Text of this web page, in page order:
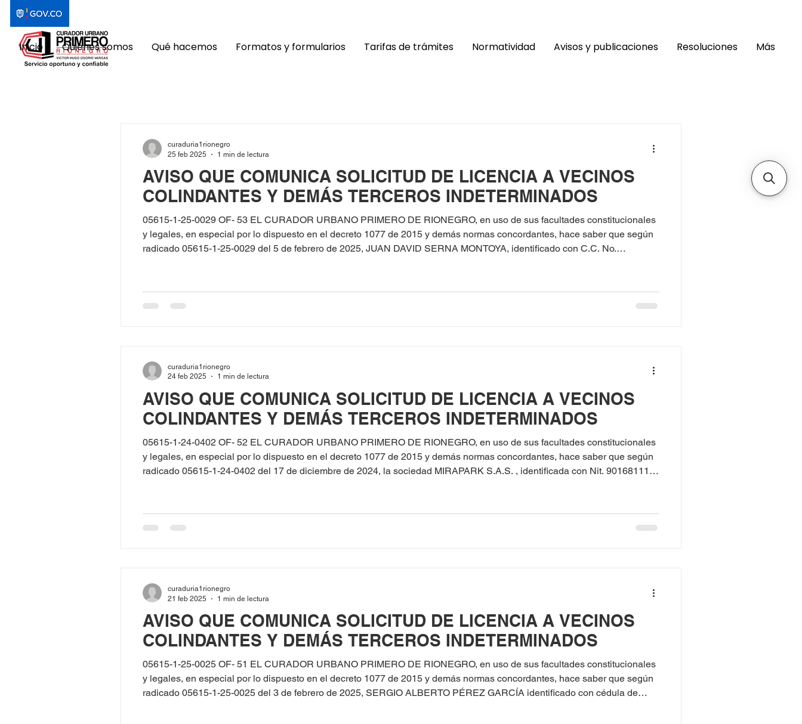
Inicio Quiénes somos Qué hacemos Formatos y formularios Tarifas de trámites Normatividad Avisos y publicaciones Resoluciones Más
AVISO QUE COMUNICA SOLICITUD DE LICENCIA A VECINOS
COLINDANTES Y DEMÁS TERCEROS INDETERMINADOS
05615-1-25-0029 OF- 53 EL CURADOR URBANO PRIMERO DE RIONEGRO, en uso de sus facultades constitucionales
y legales, en especial por lo dispuesto en el decreto 1077 de 2015 y demás normas concordantes, hace saber que según
radicado 05615-1-25-0029 del 5 de febrero de 2025, JUAN DAVID SERNA MONTOYA, identificado con C.C. No.
curaduria1rionegro
25 feb 2025
1 min de lectura
AVISO QUE COMUNICA SOLICITUD DE LICENCIA A VECINOS
COLINDANTES Y DEMÁS TERCEROS INDETERMINADOS
05615-1-24-0402 OF- 52 EL CURADOR URBANO PRIMERO DE RIONEGRO, en uso de sus facultades constitucionales
y legales, en especial por lo dispuesto en el decreto 1077 de 2015 y demás normas concordantes, hace saber que según
radicado 05615-1-24-0402 del 17 de diciembre de 2024, la sociedad MIRAPARK S.A.S. , identificada con Nit. 901681111-
curaduria1rionegro
24 feb 2025
1 min de lectura
AVISO QUE COMUNICA SOLICITUD DE LICENCIA A VECINOS
COLINDANTES Y DEMÁS TERCEROS INDETERMINADOS
05615-1-25-0025 OF- 51 EL CURADOR URBANO PRIMERO DE RIONEGRO, en uso de sus facultades constitucionales
y legales, en especial por lo dispuesto en el decreto 1077 de 2015 y demás normas concordantes, hace saber que según
radicado 05615-1-25-0025 del 3 de febrero de 2025, SERGIO ALBERTO PÉREZ GARCÍA identificado con cédula de
curaduria1rionegro
21 feb 2025
1 min de lectura